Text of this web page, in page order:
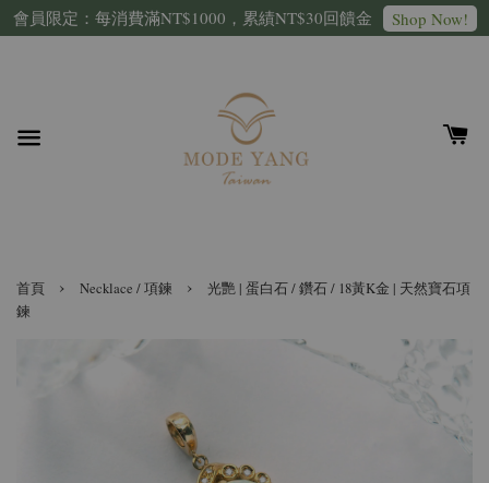
會員限定：每消費滿NT$1000，累績NT$30回饋金 Shop Now!
首頁 › Necklace / 項鍊 ›
光艷 | 蛋白石 / 鑽石 / 18黃K金 | 天然寶石項
鍊